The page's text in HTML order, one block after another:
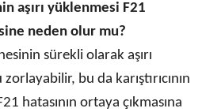
aşırı yüklenmesi F21
neden olur mu?
sürekli olarak aşırı
bu da karıştırıcının
hatasının ortaya çıkmasına